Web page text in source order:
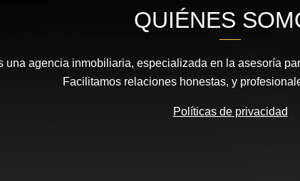
QUIÉNES
una agencia inmobiliaria, especializada en la asesoría
Facilitamos relaciones honestas, y
Políticas de privacidad